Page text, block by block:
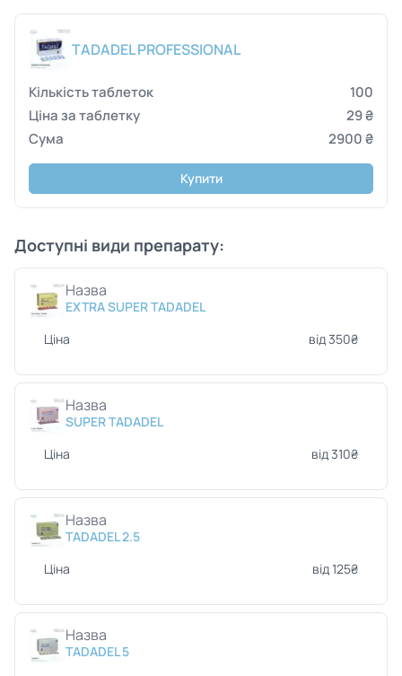
TADADEL PROFESSIONAL
100
29 ₴
2900 ₴
Купити
Доступні види препарату:
Назва
EXTRA SUPER TADADEL
Ціна
від 350₴
Назва
SUPER TADADEL
Ціна
від 310₴
Назва
TADADEL 2.5
Ціна
від 125₴
Назва
TADADEL 5